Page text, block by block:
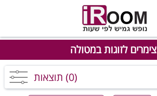
צימרים לזוגות במטולה
(0) תוצאות